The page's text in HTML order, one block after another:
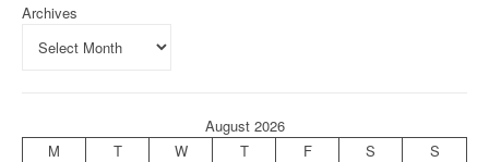
Archives
August 2026
M
T W T F S S